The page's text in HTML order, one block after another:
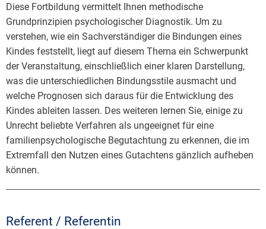
Diese Fortbildung vermittelt Ihnen methodische
Grundprinzipien psychologischer Diagnostik. Um zu
verstehen, wie ein Sachverständiger die Bindungen eines
Kindes feststellt, liegt auf diesem Thema ein Schwerpunkt
der Veranstaltung, einschließlich einer klaren Darstellung,
was die unterschiedlichen Bindungsstile ausmacht und
welche Prognosen sich daraus für die Entwicklung des
Kindes ableiten lassen. Des weiteren lernen Sie, einige zu
Unrecht beliebte Verfahren als ungeeignet für eine
familienpsychologische Begutachtung zu erkennen, die im
Extremfall den Nutzen eines Gutachtens gänzlich aufheben
können.
Referent / Referentin